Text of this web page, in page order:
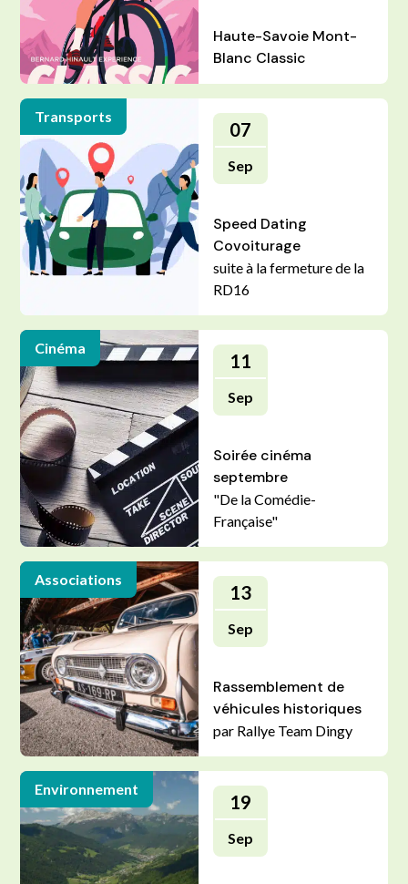
Haute-Savoie Mont-
Blanc Classic
Transports
07
Sep
Speed Dating
Covoiturage
suite à la fermeture de la
RD16
Cinéma
11
Sep
Soirée cinéma
septembre
"De la Comédie-
Française"
Associations
13
Sep
Rassemblement de
véhicules historiques
par Rallye Team Dingy
Environnement
19
Sep